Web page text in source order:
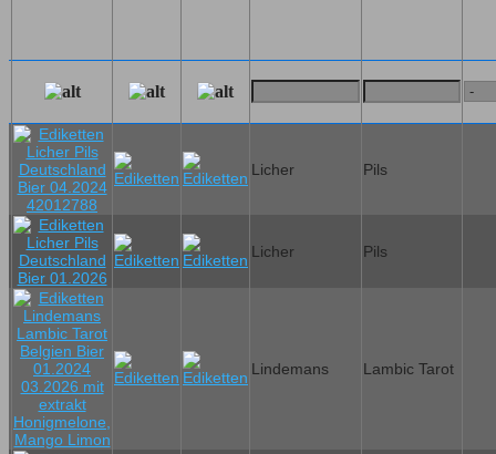
Licher Pils
Licher Pils
Lindemans Lambic Tarot